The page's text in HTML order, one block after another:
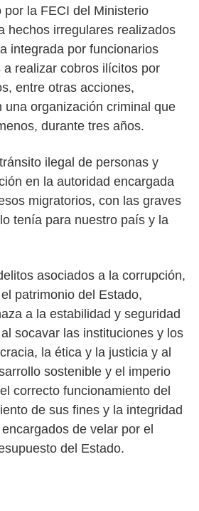
por la FECI del Ministerio
hechos irregulares realizados
integrada por funcionarios
a realizar cobros ilícitos por
entre otras acciones,
una organización criminal que
durante tres años.
ilegal de personas y
en la autoridad encargada
migratorios, con las graves
tenía para nuestro país y la
asociados a la corrupción,
patrimonio del Estado,
a la estabilidad y seguridad
socavar las instituciones y los
la ética y la justicia y al
sostenible y el imperio
correcto funcionamiento del
de sus fines y la integridad
de velar por el
del Estado.